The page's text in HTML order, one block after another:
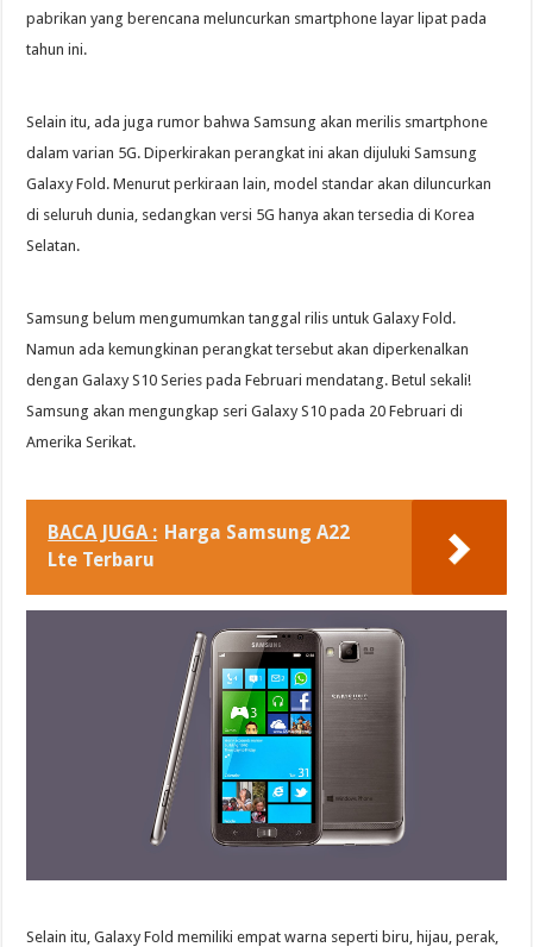
pabrikan yang berencana meluncurkan smartphone layar lipat pada
tahun ini.
Selain itu, ada juga rumor bahwa Samsung akan merilis smartphone
dalam varian 5G. Diperkirakan perangkat ini akan dijuluki Samsung
Galaxy Fold. Menurut perkiraan lain, model standar akan diluncurkan
di seluruh dunia, sedangkan versi 5G hanya akan tersedia di Korea
Selatan.
Samsung belum mengumumkan tanggal rilis untuk Galaxy Fold.
Namun ada kemungkinan perangkat tersebut akan diperkenalkan
dengan Galaxy S10 Series pada Februari mendatang. Betul sekali!
Samsung akan mengungkap seri Galaxy S10 pada 20 Februari di
Amerika Serikat.
BACA JUGA : Harga Samsung A22
Lte Terbaru
Selain itu, Galaxy Fold memiliki empat warna seperti biru, hijau, perak,